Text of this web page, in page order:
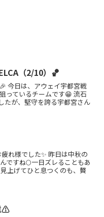
（2/10）🏀
今日は、アウェイ宇都宮戦
っているチームです😁 流石
たが、堅守を誇る宇都宮さん
れ様でした✨ 昨日は中秋の
ですね🌕一日ズレることもあ
上げてひと息つくのも、贅
⚠️